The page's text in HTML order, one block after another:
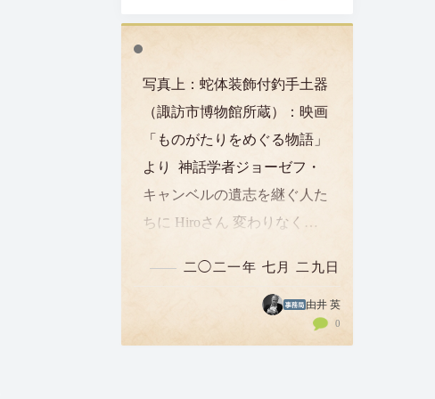
写真上：蛇体装飾付釣手土器
（諏訪市博物館所蔵）：映画
「ものがたりをめぐる物語」
より 神話学者ジョーゼフ・
キャンベルの遺志を継ぐ人た
ちに Hiroさん 変わりなくお
では、ワクチン接種が進み、
国民の６割がすでに摂取済み
と聞いております。それでも
二◯二一年 七月 二九日
由井 英
0